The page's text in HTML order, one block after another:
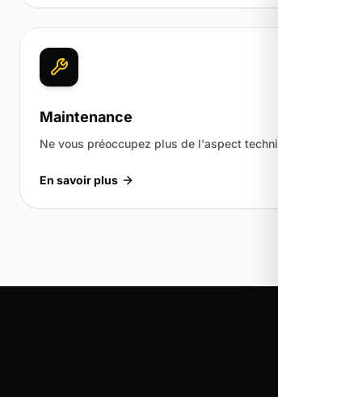
Maintenance
Ne vous préoccupez plus de l'aspect technique.
En savoir plus